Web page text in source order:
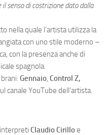
senso di costrizione dato dalla
nella quale l’artista utilizza la
con uno stile moderno –
con la presenza anche di
spagnola.
Gennaio, Control Z,
canale YouTube dell’artista.
Claudio Cirilloe